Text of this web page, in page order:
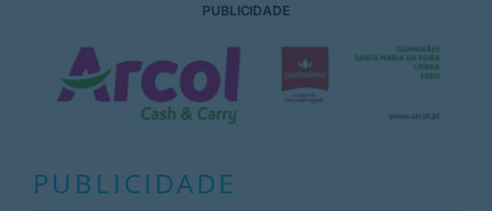
PUBLICIDADE
PUBLICIDADE